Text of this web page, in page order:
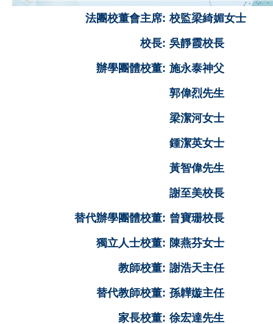
法團校董會主席: 校監梁綺媚女士
校長: 吳靜霞校長
辦學團體校董: 施永泰神父
郭偉烈先生
梁潔河女士
鍾潔英女士
黃智偉先生
謝至美校長
替代辦學團體校董: 曾寶珊校長
獨立人士校董: 陳燕芬女士
教師校董: 謝浩天主任
替代教師校董: 孫韡嫙主任
家長校董: 徐宏達先生